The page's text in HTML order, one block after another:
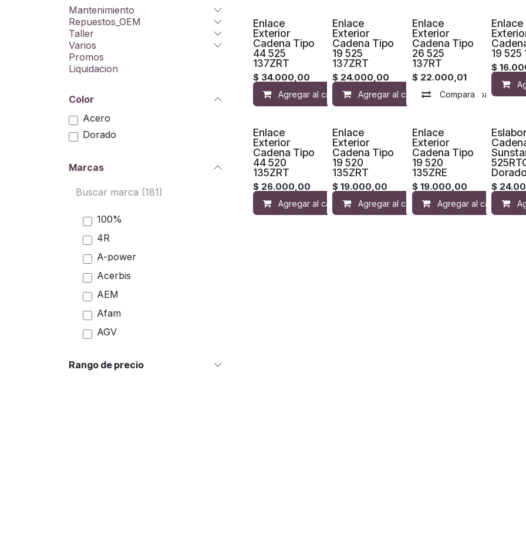
Mantenimiento
Repuestos_OEM
Taller
Varios
Promos
Liquidacion
Color
Acero
Dorado
Marcas
100%
4R
A-power
Acerbis
AEM
Afam
AGV
Akrapovic
Rango de precio
Enlace
Exterior
Cadena Tipo
44 525
137ZRT
$ 34.000,00
Agregar al carrito Compara Agregar a la lista
Enlace
Exterior
Cadena Tipo
19 525
137ZRT
$ 24.000,00
Agregar al carrito Compara
Enlace
Exterior
Cadena Tipo
26 525
137RT
$ 22.000,01
Compara
Enlace
19 525
$
Enlace
Exterior
Cadena Tipo
44 520
135ZRT
$ 26.000,00
Agregar al carrito Compara Agregar a la lista
Enlace
Exterior
Cadena Tipo
19 520
135ZRT
$19.000,00
Agregar al carrito Compara
Enlace
Exterior
Cadena Tipo
19 520
135ZRE
$ 19.000,00
Agregar al carrito
Dorado
$